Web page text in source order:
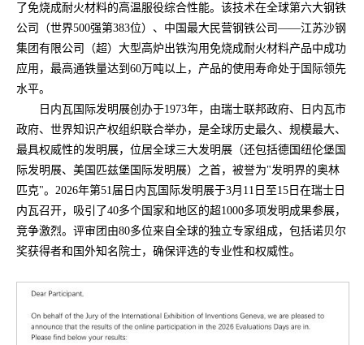
了免烧成耐火材料的高温服役综合性能。该技术在全球第六大钢铁
公司（世界500强第383位）、中国最大民营钢铁公司——江苏沙钢
集团有限公司（超）大型高炉出铁沟用免烧成耐火材料产品中成功
应用，最高通铁量达到60万吨以上，产品的使用寿命处于国际领先
水平。
日内瓦国际发明展创办于1973年，由瑞士联邦政府、日内瓦市
政府、世界知识产权组织联合举办，是全球历史最久、规模最大、
最具权威性的发明展，位居全球三大发明展（还包括德国纽伦堡国
际发明展、美国匹兹堡国际发明展）之首，被誉为"发明界的奥林
匹克"。2026年第51届日内瓦国际发明展于3月11日至15日在瑞士日
内瓦召开，吸引了40多个国家和地区的超1000多项发明成果参展，
竞争激烈。评审团由80多位来自全球的独立专家组成，包括诺贝尔
奖获得者和国外知名院士，确保评选的专业性和权威性。